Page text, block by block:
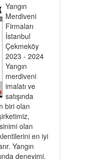
Yangın
Merdiveni
Firmaları
İstanbul
Çekmeköy
2023 - 2024
Yangın
merdiveni
imalatı ve
satışında
biri olan
olan
en iyi
Yangın
deneyimi,